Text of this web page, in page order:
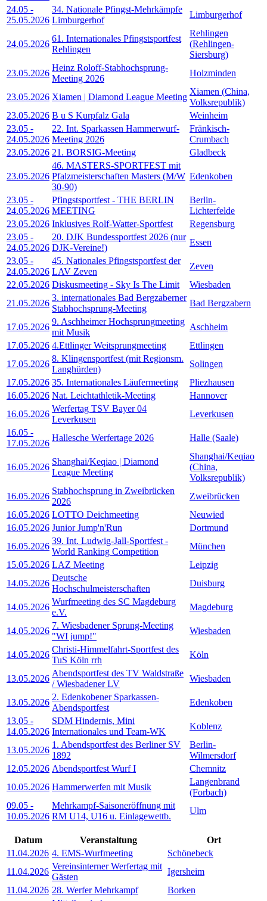
24.05 -
25.05.2026
34. Nationale Pfingst-Mehrkämpfe
Limburgerhof
Limburgerhof
24.05.2026
61. Internationales Pfingstsportfest
Rehlingen
Rehlingen
(Rehlingen-
Siersburg)
23.05.2026
Heinz Roloff-Stabhochsprung-
Meeting 2026
Holzminden
23.05.2026 Xiamen | Diamond League Meeting
Xiamen (China,
Volksrepublik)
23.05.2026 B u S Kurpfalz Gala
Weinheim
23.05 -
24.05.2026
22. Int. Sparkassen Hammerwurf-
Meeting 2026
Fränkisch-
Crumbach
23.05.2026 21. BORSIG-Meeting Gladbeck
23.05.2026
46. MASTERS-SPORTFEST mit
Pfalzmeisterschaften Masters (M/W
30-90)
Edenkoben
23.05 -
24.05.2026
Pfingstsportfest - THE BERLIN
MEETING
Berlin-
Lichterfelde
23.05.2026 Inklusives Rolf-Watter-Sportfest
Regensburg
23.05 -
24.05.2026
20. DJK Bundessportfest 2026 (nur
DJK-Vereine!)
Essen
23.05 -
24.05.2026
45. Nationales Pfingstsportfest der
LAV Zeven
Zeven
22.05.2026 Diskusmeeting - Sky Is The Limit
Wiesbaden
21.05.2026
3. internationales Bad Bergzaberner
Stabhochsprung-Meeting
Bad Bergzabern
17.05.2026
9. Aschheimer Hochsprungmeeting
mit Musik
Aschheim
17.05.2026 4.Ettlinger Weitsprungmeeting
Ettlingen
17.05.2026
8. Klingensportfest (mit Regionsm.
Langhürden)
Solingen
17.05.2026 35. Internationales Läufermeeting
Pliezhausen
16.05.2026 Nat. Leichtathletik-Meeting
Hannover
16.05.2026
Werfertag TSV Bayer 04
Leverkusen
Leverkusen
16.05 -
17.05.2026
Hallesche Werfertage 2026 Halle (Saale)
16.05.2026
Shanghai/Keqiao | Diamond
League Meeting
Shanghai/Keqiao
(China,
Volksrepublik)
16.05.2026
Stabhochsprung in Zweibrücken
2026
Zweibrücken
16.05.2026 LOTTO Deichmeeting
Neuwied
16.05.2026 Junior Jump'n'Run
Dortmund
16.05.2026
39. Int. Ludwig-Jall-Sportfest -
World Ranking Competition
München
15.05.2026 LAZ Meeting
Leipzig
14.05.2026
Deutsche
Hochschulmeisterschaften
Duisburg
14.05.2026
Wurfmeeting des SC Magdeburg
e.V.
Magdeburg
14.05.2026
7. Wiesbadener Sprung-Meeting
"WI jump!"
Wiesbaden
14.05.2026
Christi-Himmelfahrt-Sportfest des
TuS Köln rrh
Köln
13.05.2026
Abendsportfest des TV Waldstraße
/ Wiesbadener LV
Wiesbaden
13.05.2026
2. Edenkobener Sparkassen-
Abendsportfest
Edenkoben
13.05 -
14.05.2026
SDM Hindernis, Mini
Internationales und Team-WK
Koblenz
13.05.2026
1. Abendsportfest des Berliner SV
1892
Berlin-
Wilmersdorf
12.05.2026 Abendsportfest Wurf I
Chemnitz
10.05.2026 Hammerwerfen mit Musik
Langenbrand
(Forbach)
09.05 -
10.05.2026
Mehrkampf-Saisoneröffnung mit
RM U14, U16 u. Einlagewettb.
Ulm
Datum Veranstaltung
Ort
11.04.2026 4. EMS-Wurfmeeting
Schönebeck
11.04.2026
Vereinsinterner Werfertag mit
Gästen
Igersheim
11.04.2026 28. Werfer Mehrkampf Borken